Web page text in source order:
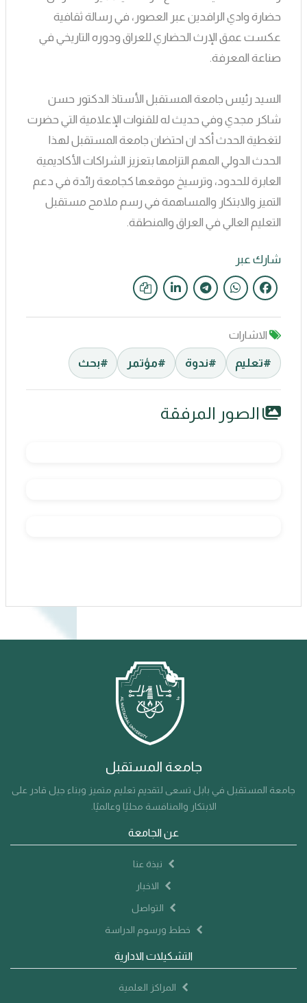
حضارة وادي الرافدين عبر العصور، في رسالة ثقافية
عكست عمق الإرث الحضاري للعراق ودوره التاريخي في
صناعة المعرفة.
السيد رئيس جامعة المستقبل الأستاذ الدكتور حسن
شاكر مجدي وفي حديث له للقنوات الإعلامية التي حضرت
لتغطية الحدث أكد ان احتضان جامعة المستقبل لهذا
الحدث الدولي المهم التزامها بتعزيز الشراكات الأكاديمية
العابرة للحدود، وترسيخ موقعها كجامعة رائدة في دعم
التميز والابتكار والمساهمة في رسم ملامح مستقبل
التعليم العالي في العراق والمنطقة.
شارك عبر
الاشارات
#تعليم #ندوة #مؤتمر #بحث
الصور المرفقة
جامعة المستقبل
جامعة المستقبل في بابل تسعى لتقديم تعليم متميز وبناء جيل قادر على
الابتكار والمنافسة محليًا وعالميًا.
عن الجامعة
نبذة عنا
الاخبار
التواصل
خطط ورسوم الدراسة
التشكيلات الادارية
المراكز العلمية